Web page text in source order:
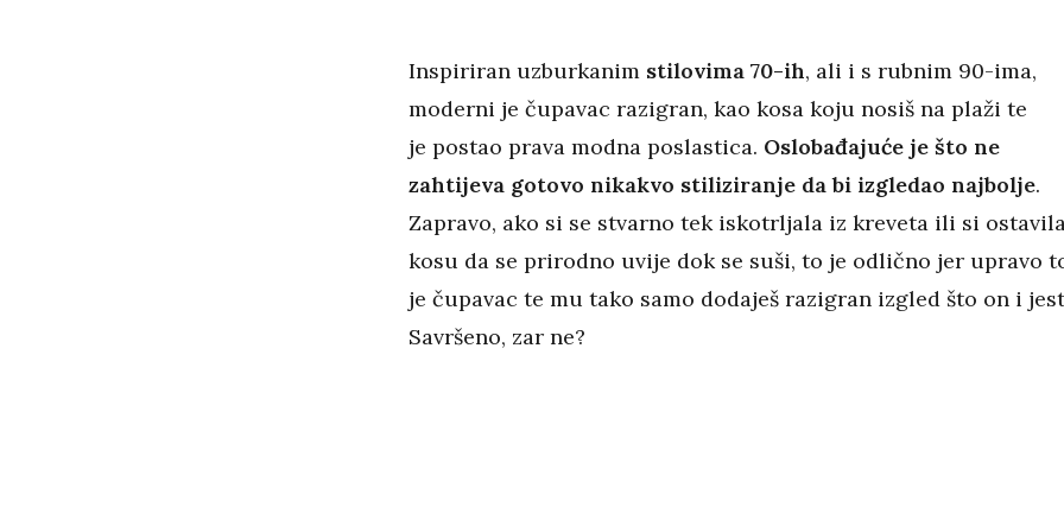
Inspiriran uzburkanim stilovima 70-ih, ali i s rubnim 90-ima,
moderni je čupavac razigran, kao kosa koju nosiš na plaži te
je postao prava modna poslastica. Oslobađajuće je što ne
zahtijeva gotovo nikakvo stiliziranje da bi izgledao najbolje.
Zapravo, ako si se stvarno tek iskotrljala iz kreveta ili si
kosu da se prirodno uvije dok se suši, to je odlično jer upravo
je čupavac te mu tako samo dodaješ razigran izgled što on i
Savršeno, zar ne?